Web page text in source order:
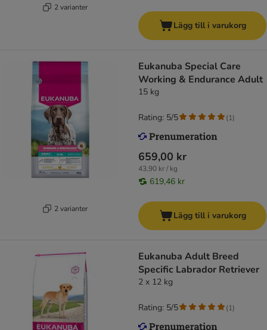
2 varianter
Lägg till i varukorg
2 varianter
Eukanuba Special Care
Working & Endurance Adult
15 kg
659,00 kr
43,90 kr / kg
619,46 kr
Rating: 5/5 (1)
Lägg till i varukorg
Eukanuba Adult Breed
Specific Labrador Retriever
2 x 12 kg
Rating: 5/5 (1)